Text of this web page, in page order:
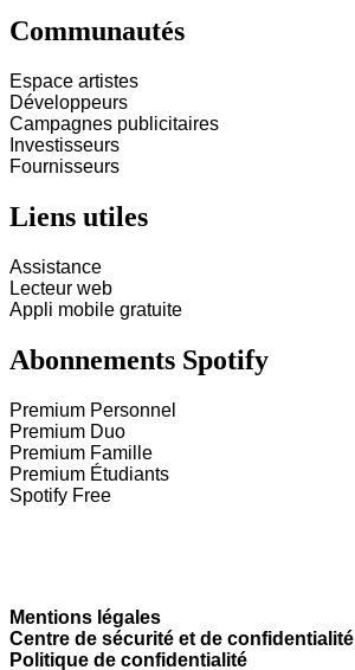
Communautés
Espace artistes
Développeurs
Campagnes publicitaires
Investisseurs
Fournisseurs
Liens utiles
Assistance
Lecteur web
Appli mobile gratuite
Abonnements Spotify
Premium Personnel
Premium Duo
Premium Famille
Premium Étudiants
Spotify Free
Mentions légales
Centre de sécurité et de confidentialité
Politique de confidentialité